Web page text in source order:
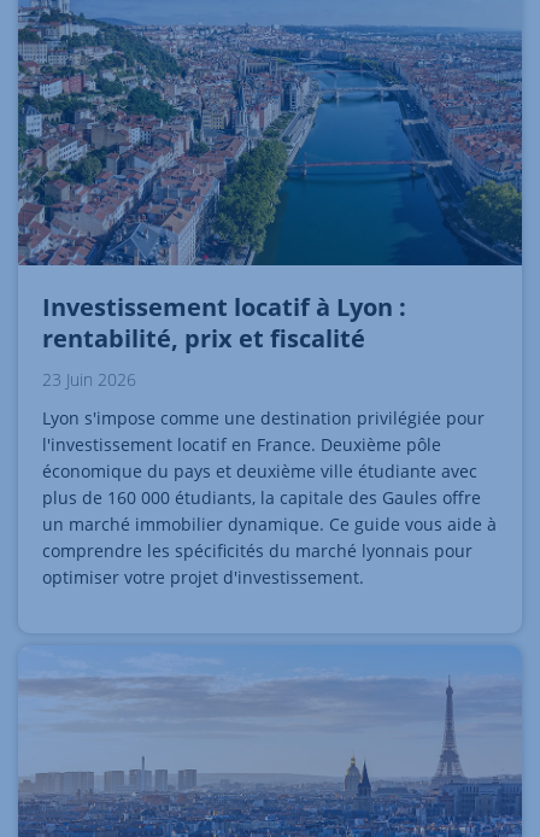
Investissement locatif à Lyon :
rentabilité, prix et fiscalité
23 Juin 2026
Lyon s'impose comme une destination privilégiée pour
l'investissement locatif en France. Deuxième pôle
économique du pays et deuxième ville étudiante avec
plus de 160 000 étudiants, la capitale des Gaules offre
un marché immobilier dynamique. Ce guide vous aide à
comprendre les spécificités du marché lyonnais pour
optimiser votre projet d'investissement.